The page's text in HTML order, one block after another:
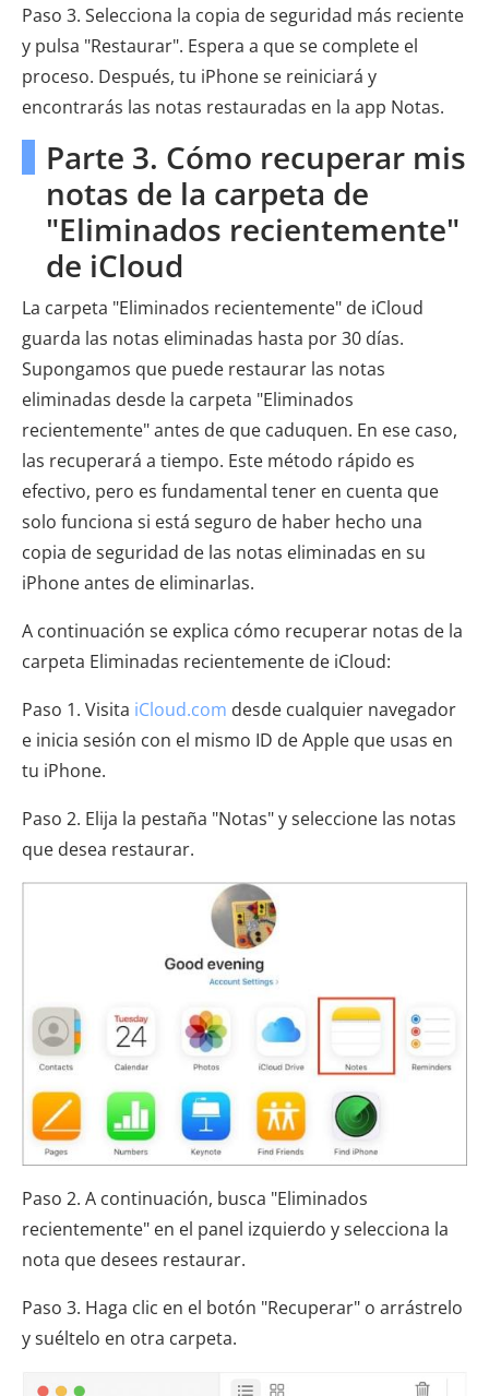
Paso 3. Selecciona la copia de seguridad más reciente
y pulsa "Restaurar". Espera a que se complete el
proceso. Después, tu iPhone se reiniciará y
encontrarás las notas restauradas en la app Notas.
Parte 3. Cómo recuperar mis
notas de la carpeta de
"Eliminados recientemente"
de iCloud
La carpeta "Eliminados recientemente" de iCloud
guarda las notas eliminadas hasta por 30 días.
Supongamos que puede restaurar las notas
eliminadas desde la carpeta "Eliminados
recientemente" antes de que caduquen. En ese caso,
las recuperará a tiempo. Este método rápido es
efectivo, pero es fundamental tener en cuenta que
solo funciona si está seguro de haber hecho una
copia de seguridad de las notas eliminadas en su
iPhone antes de eliminarlas.
A continuación se explica cómo recuperar notas de la
carpeta Eliminadas recientemente de iCloud:
Paso 1. Visita iCloud.com desde cualquier navegador
e inicia sesión con el mismo ID de Apple que usas en
tu iPhone.
Paso 2. Elija la pestaña "Notas" y seleccione las notas
que desea restaurar.
Paso 2. A continuación, busca "Eliminados
recientemente" en el panel izquierdo y selecciona la
nota que desees restaurar.
Paso 3. Haga clic en el botón "Recuperar" o arrástrelo
y suéltelo en otra carpeta.